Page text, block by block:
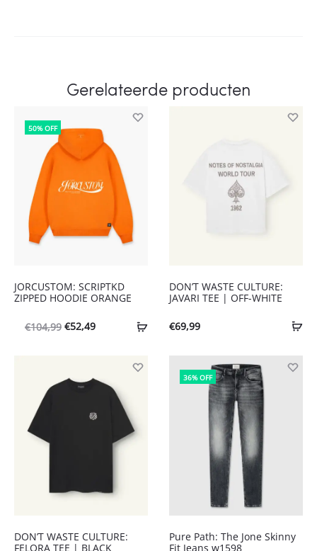
Gerelateerde producten
50% OFF
JORCUSTOM: SCRIPTKD
ZIPPED HOODIE ORANGE
€104,99 Oorspronkelijke
€104,99.
€52,49Huidige
€52,49.
DON’T WASTE CULTURE:
JAVARI TEE | OFF-WHITE
€69,99
DON’T WASTE CULTURE:
FELORA TEE | BLACK
36% OFF
Pure Path: The Jone Skinny
Fit Jeans w1598